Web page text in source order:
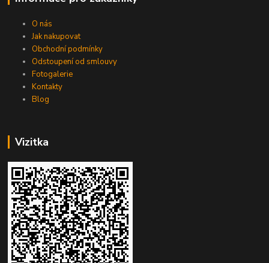
O nás
Jak nakupovat
Obchodní podmínky
Odstoupení od smlouvy
Fotogalerie
Kontakty
Blog
Vizitka